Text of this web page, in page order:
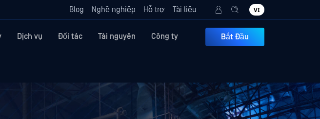
Blog Nghề nghiệp Hỗ trợ Tài liệu VI
Dịch vụ Đối tác Tài nguyên Công ty Bắt Đầu